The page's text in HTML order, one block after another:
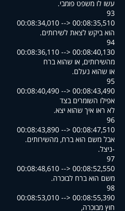
.עשו לו משפט פומבי
93
00:08:34,010 --> 00:08:35,510
.הוא ביקש לצאת לשירותים
94
00:08:36,110 --> 00:08:40,130
מהשירותים, או שהוא ברח
.או שהוא נעלם
95
00:08:40,490 --> 00:08:43,490
אפילו השומרים בצד
.לא ראו איך שהוא יצא
96
00:08:43,890 --> 00:08:47,510
.אבל משם הוא ברח, מהשירותים
.ניצל-
97
00:08:48,610 --> 00:08:52,550
.משם הוא ברח לבוכרה
98
00:08:53,010 --> 00:08:55,390
,חוץ מבוכרה